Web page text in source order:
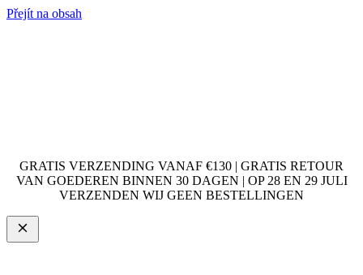
Přejít na obsah
GRATIS VERZENDING VANAF €130 | GRATIS RETOUR
VAN GOEDEREN BINNEN 30 DAGEN | OP 28 EN 29 JULI
VERZENDEN WIJ GEEN BESTELLINGEN